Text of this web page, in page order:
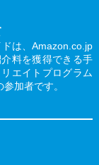
は、Amazon.co.jp
料を獲得できる手
エイトプログラム
加者です。